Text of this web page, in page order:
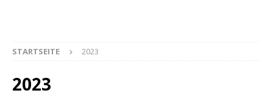
STARTSEITE 2023
2023